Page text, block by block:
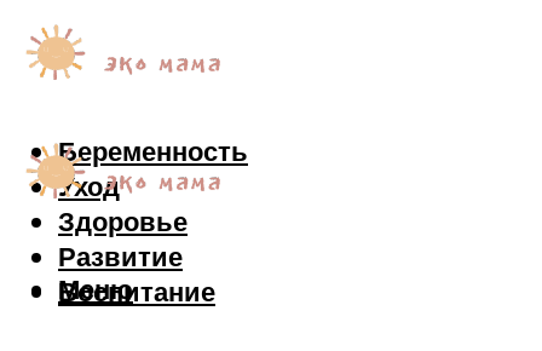
Беременность
Уход
Здоровье
Развитие
Воспитание
Меню